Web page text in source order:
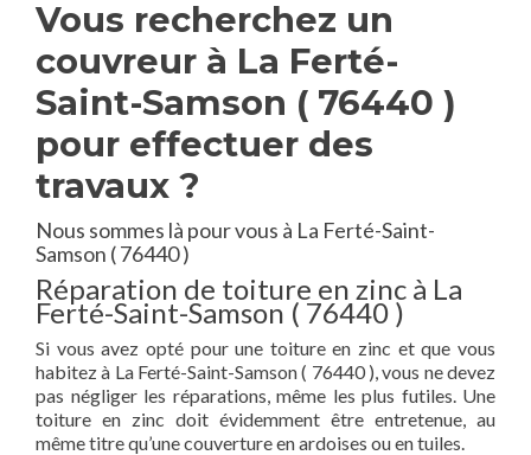
Vous recherchez un
couvreur à La Ferté-
Saint-Samson ( 76440 )
pour effectuer des
travaux ?
Nous sommes là pour vous à La Ferté-Saint-
Samson ( 76440 )
Réparation de toiture en zinc à La
Ferté-Saint-Samson ( 76440 )
Si vous avez opté pour une toiture en zinc et que vous
habitez à La Ferté-Saint-Samson ( 76440 ), vous ne devez
pas négliger les réparations, même les plus futiles. Une
toiture en zinc doit évidemment être entretenue, au
même titre qu’une couverture en ardoises ou en tuiles.